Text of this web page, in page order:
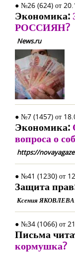
● №26 (624) от
Экономика:
РОССИЯН?
News.ru
● №7 (1457) от
Экономика:
вопроса о
https://
● №41 (1230) от
Защита
Ксения
● №34 (1066) от
Письма
кормушка?